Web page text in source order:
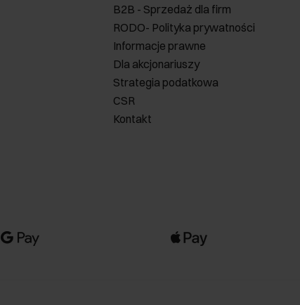
B2B - Sprzedaż dla firm
RODO- Polityka prywatności
Informacje prawne
Dla akcjonariuszy
Strategia podatkowa
CSR
Kontakt